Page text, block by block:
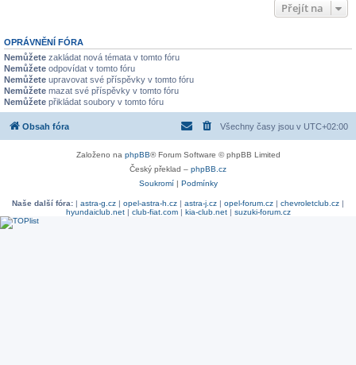
Přejít na
OPRÁVNĚNÍ FÓRA
Nemůžete zakládat nová témata v tomto fóru
Nemůžete odpovídat v tomto fóru
Nemůžete upravovat své příspěvky v tomto fóru
Nemůžete mazat své příspěvky v tomto fóru
Nemůžete přikládat soubory v tomto fóru
Obsah fóra Všechny časy jsou v UTC+02:00
Založeno na phpBB® Forum Software © phpBB Limited
Český překlad – phpBB.cz
Soukromí| Podmínky
Naše další fóra: | astra-g.cz | opel-astra-h.cz | astra-j.cz | opel-forum.cz | chevroletclub.cz |
hyundaiclub.net| club-fiat.com| kia-club.net| suzuki-forum.cz